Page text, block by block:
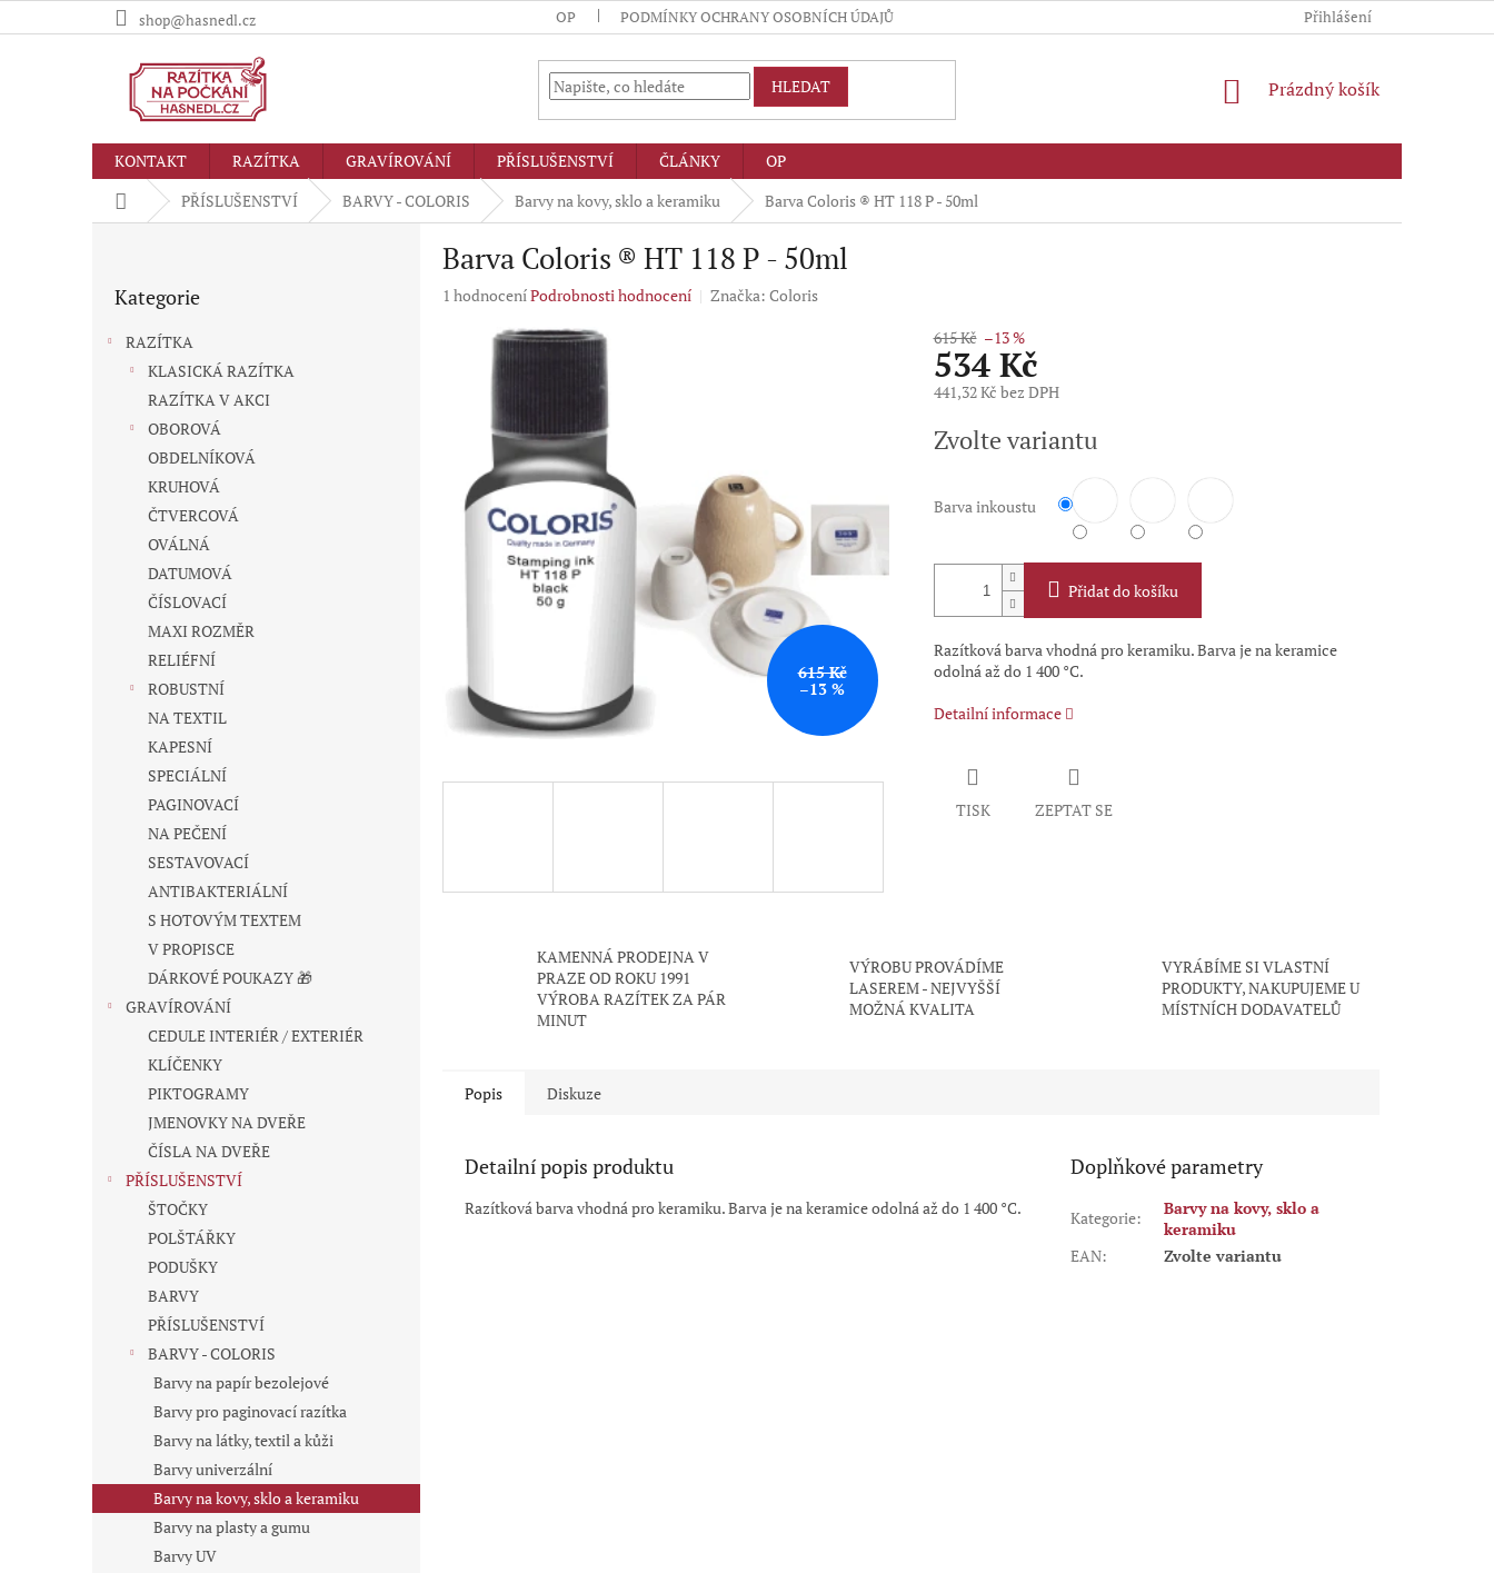
na
shop@hasnedl.cz OP PODMÍNKY OCHRANY OSOBNÍCH ÚDAJŮ Přihlášení
HLEDAT
NÁKUPNÍ
Prázdný košík
KONTAKT RAZÍTKA GRAVÍROVÁNÍ PŘÍSLUŠENSTVÍ ČLÁNKY
OP
Domů PŘÍSLUŠENSTVÍ BARVY - COLORIS Barvy na kovy, sklo a keramiku Barva Coloris ® HT 118 P - 50ml
kategorie
Kategorie
RAZÍTKA
KLASICKÁ RAZÍTKA
RAZÍTKA V AKCI
OBOROVÁ
OBDELNÍKOVÁ
KRUHOVÁ
ČTVERCOVÁ
OVÁLNÁ
DATUMOVÁ
ČÍSLOVACÍ
MAXI ROZMĚR
RELIÉFNÍ
ROBUSTNÍ
NA TEXTIL
KAPESNÍ
SPECIÁLNÍ
PAGINOVACÍ
NA PEČENÍ
SESTAVOVACÍ
ANTIBAKTERIÁLNÍ
S HOTOVÝM TEXTEM
V PROPISCE
DÁRKOVÉ POUKAZY 🎁
GRAVÍROVÁNÍ
CEDULE INTERIÉR / EXTERIÉR
KLÍČENKY
PIKTOGRAMY
JMENOVKY NA DVEŘE
ČÍSLA NA DVEŘE
PŘÍSLUŠENSTVÍ
ŠTOČKY
POLŠTÁŘKY
PODUŠKY
BARVY
PŘÍSLUŠENSTVÍ
BARVY - COLORIS
Barvy na papír bezolejové
Barvy pro paginovací razítka
Barvy na látky, textil a kůži
Barvy univerzální
Barvy na kovy, sklo a keramiku
Barvy na plasty a gumu
Barvy UV
Barva Coloris ® HT 118 P - 50ml
Průměrné
produktu
hvězdiček.
1 hodnoceníPodrobnosti hodnocení Značka: Coloris
615 Kč
–13 %
615 Kč –13 %
534 Kč
441,32 Kč bez DPH
cena:
Zvolte variantu
Barva inkoustu
Přidat do košíku
Razítková barva vhodná pro keramiku. Barva je na keramice
odolná až do 1 400 °C.
Detailní informace
TISK ZEPTAT SE
KAMENNÁ PRODEJNA V
PRAZE OD ROKU 1991
VÝROBA RAZÍTEK ZA PÁR
MINUT
VÝROBU PROVÁDÍME
LASEREM - NEJVYŠŠÍ
MOŽNÁ KVALITA
VYRÁBÍME SI VLASTNÍ
PRODUKTY, NAKUPUJEME U
MÍSTNÍCH DODAVATELŮ
Popis Diskuze
Detailní popis produktu
Razítková barva vhodná pro keramiku. Barva je na keramice odolná až do 1 400 °C.
Doplňkové parametry
Kategorie:
Barvy na kovy, sklo a
keramiku
EAN: Zvolte variantu